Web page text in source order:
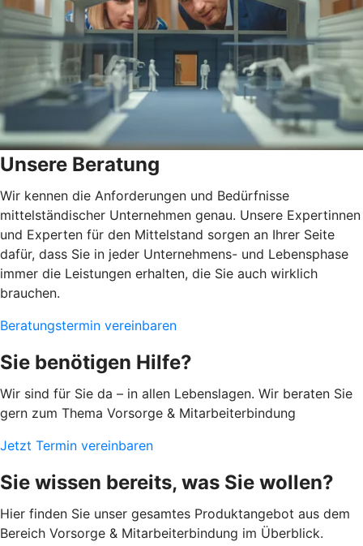
Unsere Beratung
Wir kennen die Anforderungen und Bedürfnisse
mittelständischer Unternehmen genau. Unsere Expertinnen
und Experten für den Mittelstand sorgen an Ihrer Seite
dafür, dass Sie in jeder Unternehmens- und Lebensphase
immer die Leistungen erhalten, die Sie auch wirklich
brauchen.
Beratungstermin vereinbaren
Sie benötigen Hilfe?
Wir sind für Sie da – in allen Lebenslagen. Wir beraten Sie
gern zum Thema Vorsorge & Mitarbeiterbindung
Jetzt Termin vereinbaren
Sie wissen bereits, was Sie wollen?
Hier finden Sie unser gesamtes Produktangebot aus dem
Bereich Vorsorge & Mitarbeiterbindung im Überblick.